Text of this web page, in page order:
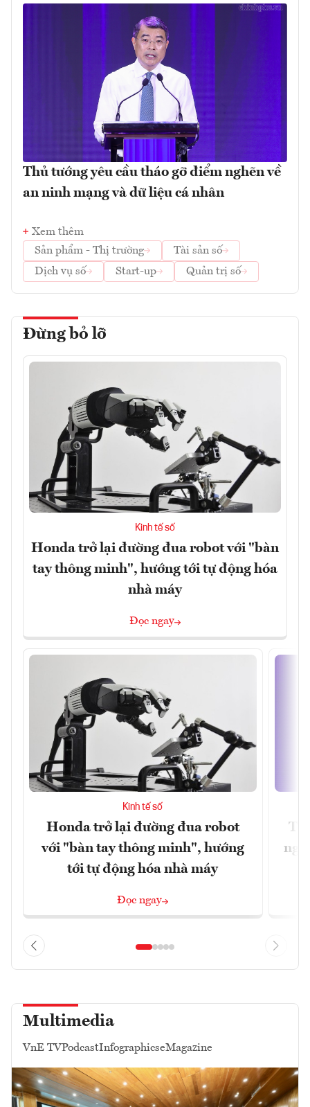
Thủ tướng yêu cầu tháo gỡ điểm nghẽn về
an ninh mạng và dữ liệu cá nhân
Xem thêm
Sản phẩm - Thị trường
Tài sản số
Dịch vụ số
Start-up Quản trị số
Đừng bỏ lỡ
Kinh tế số
Honda trở lại đường đua robot với "bàn
tay thông minh", hướng tới tự động hóa
nhà máy
Đọc ngay
Kinh tế số
Honda trở lại đường đua robot
với "bàn tay thông minh", hướng
tới tự động hóa nhà máy
Đọc ngay
Multimedia
VnE TVPodcastInfographicseMagazine